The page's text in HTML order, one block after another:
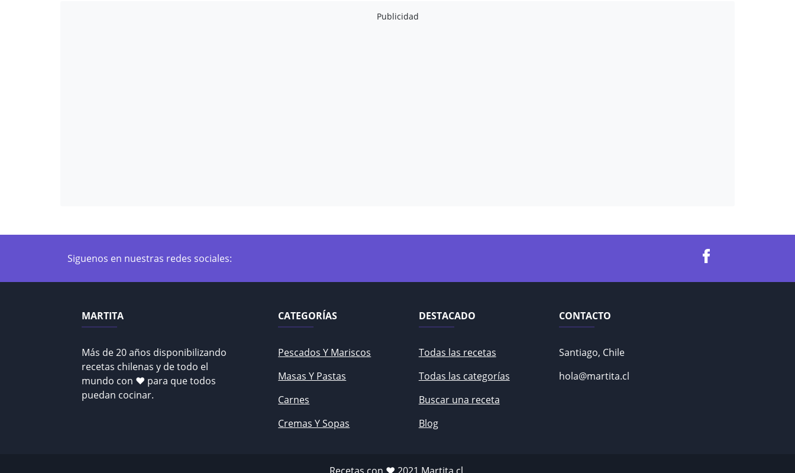
Publicidad
Siguenos en nuestras redes sociales:
MARTITA
Más de 20 años disponibilizando
recetas chilenas y de todo el
mundo con ♥ para que todos
puedan cocinar.
CATEGORÍAS
Pescados Y Mariscos
Masas Y Pastas
Carnes
Cremas Y Sopas
DESTACADO
Todas las recetas
Todas las categorías
Buscar una receta
Blog
CONTACTO
Santiago, Chile
hola@martita.cl